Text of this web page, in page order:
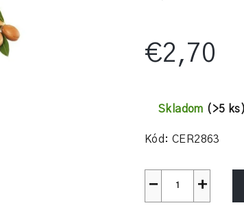
€2,70
cena:
Skladom (>5 ks)
Kód: CER2863
+
−